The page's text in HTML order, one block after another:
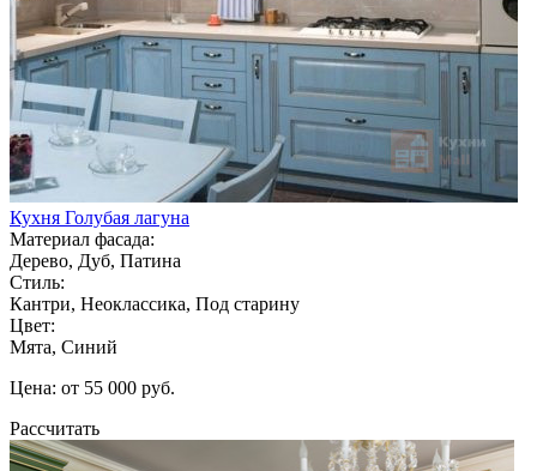
Кухня Голубая лагуна
Материал фасада:
Дерево, Дуб, Патина
Стиль:
Кантри, Неоклассика, Под старину
Цвет:
Мята, Синий
Цена: от 55 000 руб.
Рассчитать